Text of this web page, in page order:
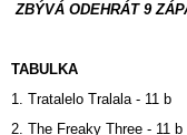
ZBÝVÁ ODEHRÁT 9
TABULKA
1. Tratalelo Tralala - 11 b
2. The Freaky Three - 11 b